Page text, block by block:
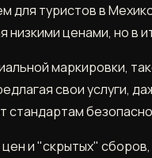
для туристов в
низкими ценами, но в
маркировки,
свои услуги,
стандартам
и "скрытых"